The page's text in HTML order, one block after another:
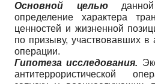
Основной целью
определение характера
ценностей и жизненной
по призыву, участвовавших в
операции.
Гипотеза исследования.
антитеррористической